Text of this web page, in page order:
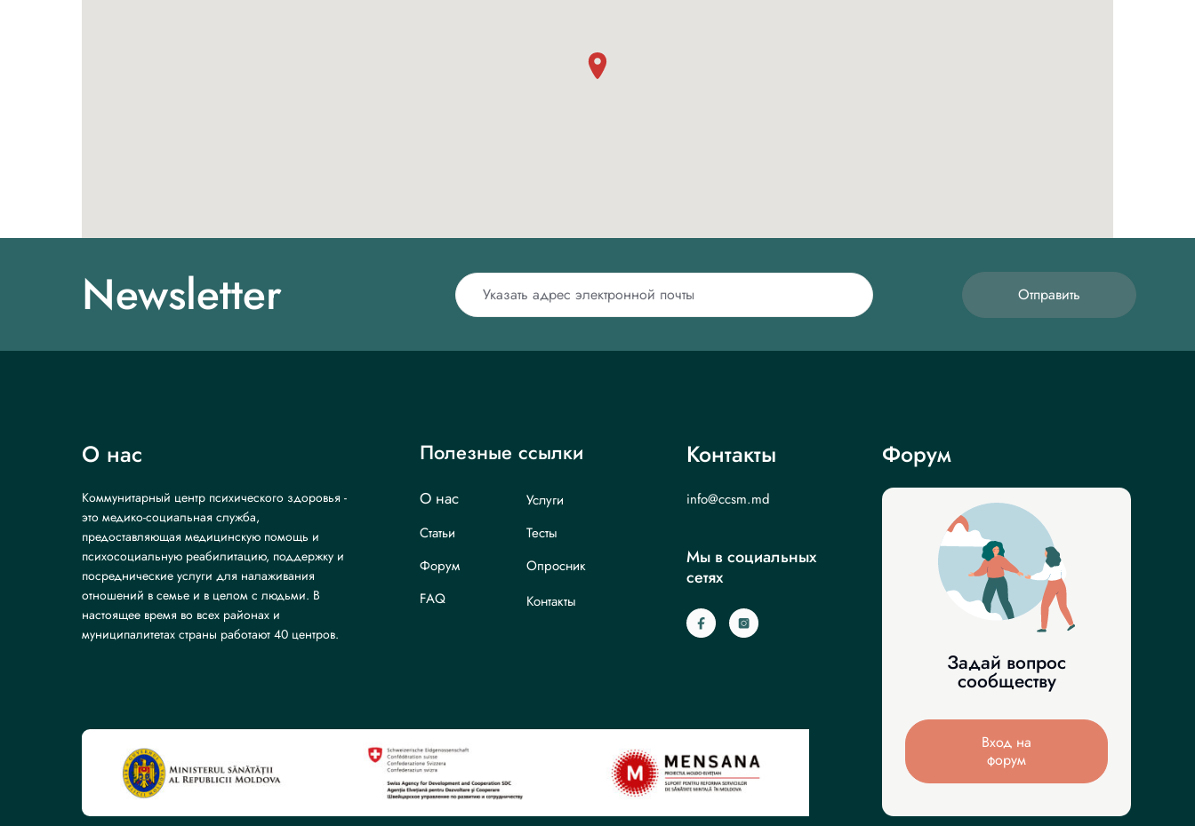
Newsletter Отправить
О нас
Коммунитарный центр психического здоровья -
это медико-социальная служба,
предоставляющая медицинскую помощь и
психосоциальную реабилитацию, поддержку и
посреднические услуги для налаживания
отношений в семье и в целом с людьми. В
настоящее время во всех районах и
муниципалитетах страны работают 40 центров.
Полезные ссылки
О нас
Услуги
Статьи
Тесты
Форум
Опросник
FAQ
Контакты
Контакты
info@ccsm.md
Мы в социальных
сетях
Форум
Задай вопрос
сообществу
Вход на
форум